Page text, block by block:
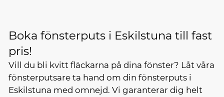
Boka fönsterputs i Eskilstuna till fast
pris!
Vill du bli kvitt fläckarna på dina fönster? Låt våra
fönsterputsare ta hand om din fönsterputs i
Eskilstuna med omnejd. Vi garanterar dig helt